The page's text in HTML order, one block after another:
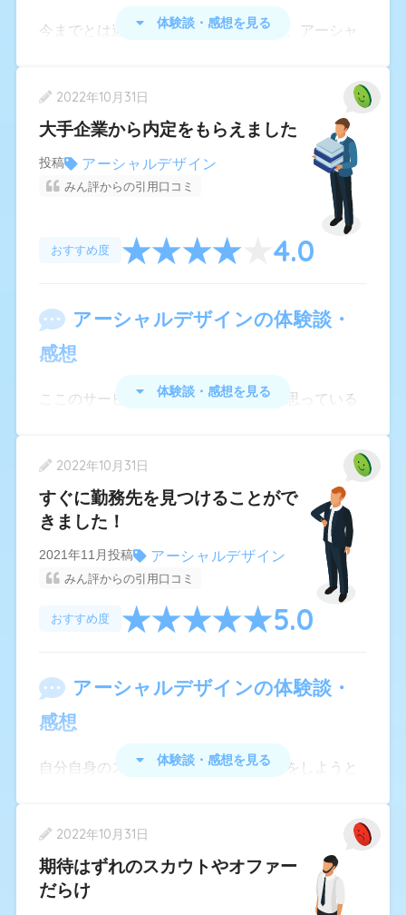
今までとは違う業界に転職したくなり、アーシャ
でも転職できました。ただし、なかなか条件のい
い求人がなくて、決まるまでに3ヶ月以上かかりま
した。有名な企業の求人もあったのですが、資格
や経験がないだけで、給料が低くなってしまうの
は残念です。それでも、私はIT業界へ転職したの
ですが、未経験者へのサポートが手厚い企業を紹
す。
体験談・感想を見る
2022年10月31日
大手企業から内定をもらえました
投稿 アーシャルデザイン
みん評からの引用口コミ
おすすめ度 4.0
アーシャルデザインの体験談・
感想
ここのサービスを利用して良かったと思っている
ある大手企業やベンチャー企業を中心に紹介して
自分の希望したのはITやゼネコンなど、勢いがあ
専任の担当者の方から毎週何らかのフォローがあ
ったおかげで、内定までやるべきことを着実にこ
なすことができました。
最終的に大手建設会社に就職が決まりました。
営業職として採用予定ですが、学生時代に陸上部
に所属していたので、体育会系のノリの良さや体
きて、結果として満足ゆく就職活動ができまし
た。
体験談・感想を見る
2022年10月31日
すぐに勤務先を見つけることがで
きました！
2021年11月投稿 アーシャルデザイン
みん評からの引用口コミ
おすすめ度 5.0
アーシャルデザインの体験談・
感想
自分自身のスキルアップのために転職をしようと
困っていました。しかし、このサービスは転職に
関する支援が充実していたので前向きな気持ちで
仕事探しをするきっかけになりました。また、自
分自身に合った仕事が見つかるような診断も実施
体験談・感想を見る
2022年10月31日
期待はずれのスカウトやオファー
だらけ